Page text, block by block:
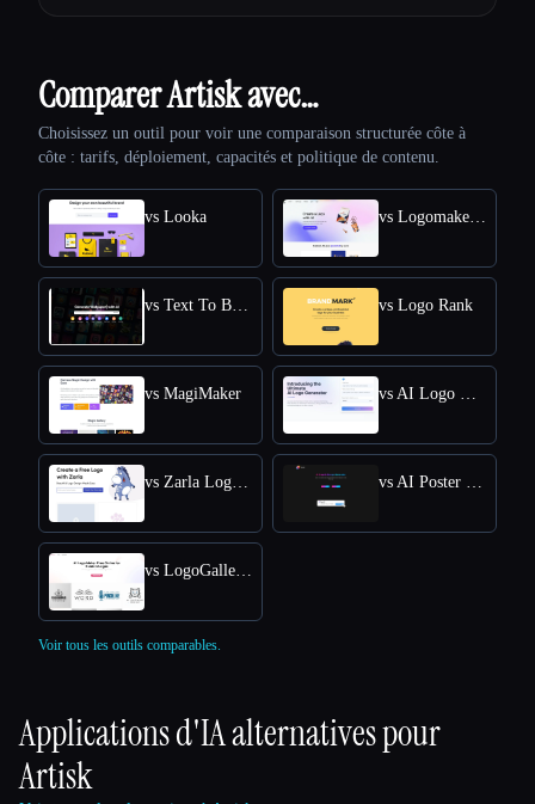
Comparer Artisk avec…
Choisissez un outil pour voir une comparaison structurée côte à
côte : tarifs, déploiement, capacités et politique de contenu.
vs Looka vs Logomakerr.AI
vs Text To Book Cover vs Logo Rank
vs MagiMaker vs AI Logo Generator
vs Zarla Logo Maker vs AI Poster Maker
vs LogoGalleria : AI Logo Maker with Precision Free Online
Voir tous les outils comparables.
Applications d'IA alternatives pour
Artisk